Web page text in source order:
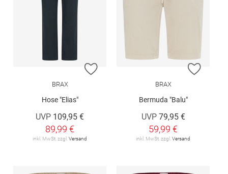
ZUR WUNSCHLISTE HINZUFÜGEN
BRAX
Hose "Elias"
UVP 109,95 €
89,99 €
inkl. MwSt. zzgl. Versand
ZUR
BRAX
Bermuda "Balu"
UVP 79,95 €
59,99 €
inkl. MwSt. zzgl. Versand